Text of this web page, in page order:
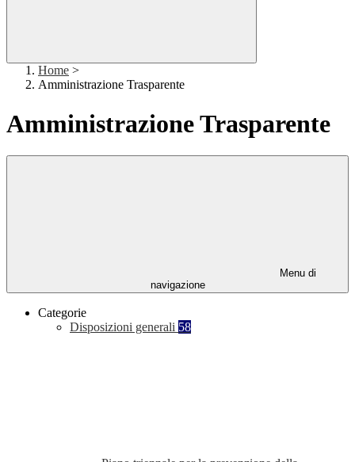
Home >
Amministrazione Trasparente
Amministrazione Trasparente
Menu di
navigazione
Categorie
Disposizioni generali 58